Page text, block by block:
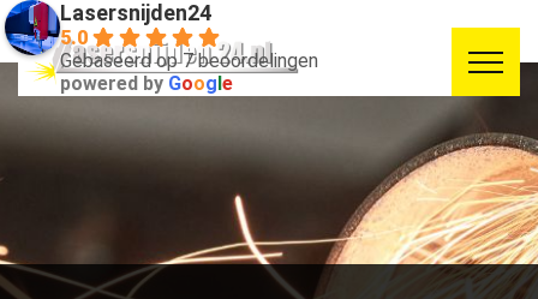
Lasersnijden24
5.0
Gebaseerd op 7 beoordelingen
powered by Google